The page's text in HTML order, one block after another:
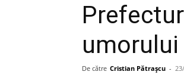
umorului
De către Cristian Pătrașcu -